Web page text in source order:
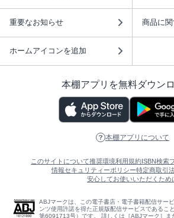
重要なお知らせ 商品に
ホームアイコンを追加
本棚アプリを無料ダウンロ
本棚アプリについて
このサイトについて推奨環境利用規約 ISBN検索
情報セキュリティーポリシー特定商取引
安心してお使いいただくため
ABJマークは、この電子書店・電子書籍配信サー
ンツ使用許諾を得た正規版配信サービスであるこ
第6091713号）です。 詳しくは［ABJマーク］ま